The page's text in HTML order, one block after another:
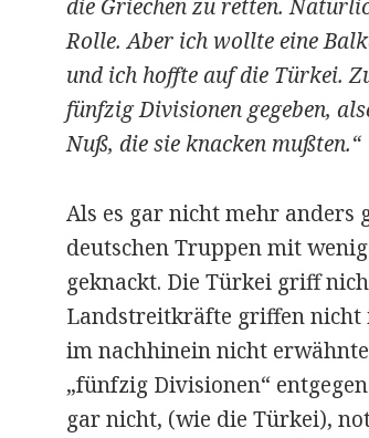
die Griechen zu retten.
Rolle. Aber ich wollte eine
und ich hoffte auf die Türkei.
fünfzig Divisionen gegeben,
Nuß, die sie knacken mußten.“
Als es gar nicht mehr anders
deutschen Truppen mit
geknackt. Die Türkei griff
Landstreitkräfte griffen nicht
im nachhinein nicht
„fünfzig Divisionen“
gar nicht, (wie die Türkei),